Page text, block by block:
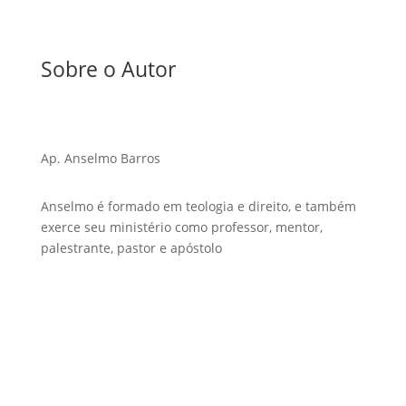
Sobre o Autor
Ap. Anselmo Barros
Anselmo é formado em teologia e direito, e também
exerce seu ministério como professor, mentor,
palestrante, pastor e apóstolo